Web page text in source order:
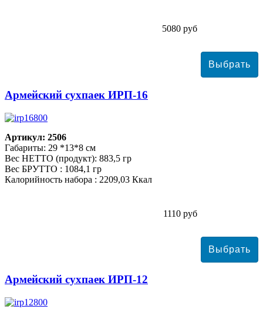
5080 руб
Армейский сухпаек ИРП-16
Артикул: 2506
Габариты: 29 *13*8 см
Вес НЕТТО (продукт): 883,5 гр
Вес БРУТТО : 1084,1 гр
Калорийность набора : 2209,03 Ккал
1110 руб
Армейский сухпаек ИРП-12